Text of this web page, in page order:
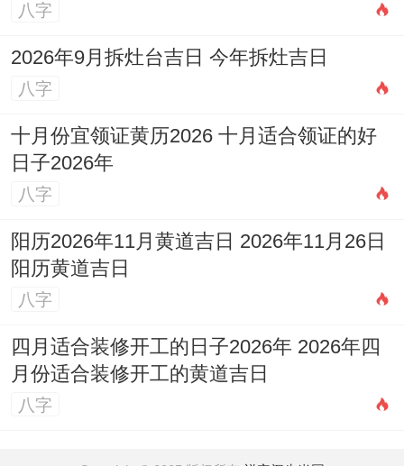
八字
2026年9月拆灶台吉日 今年拆灶吉日
八字
十月份宜领证黄历2026 十月适合领证的好
日子2026年
八字
阳历2026年11月黄道吉日 2026年11月26日
阳历黄道吉日
八字
四月适合装修开工的日子2026年 2026年四
月份适合装修开工的黄道吉日
八字